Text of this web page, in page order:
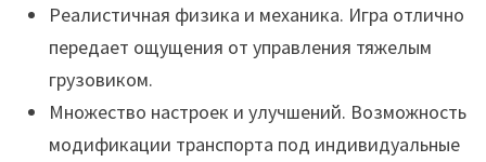
Реалистичная физика и механика. Игра отлично
передает ощущения от управления тяжелым
грузовиком.
Множество настроек и улучшений. Возможность
модификации транспорта под индивидуальные